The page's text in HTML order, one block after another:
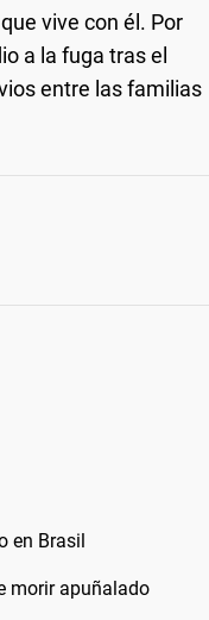
vive con él. Por
a la fuga tras el
entre las familias
en Brasil
morir apuñalado